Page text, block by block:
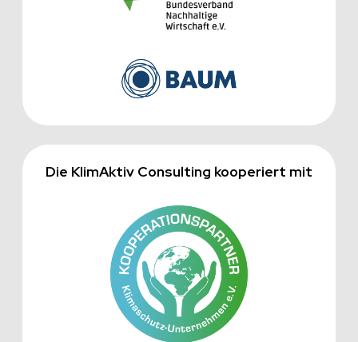
Die KlimAktiv Consulting kooperiert mit